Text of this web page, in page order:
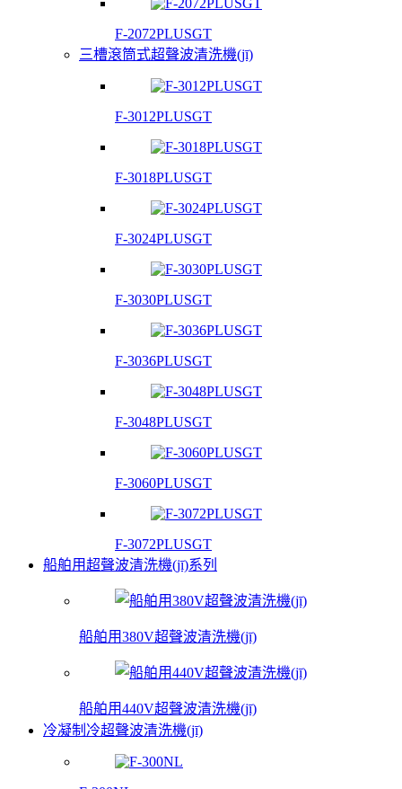
F-2072PLUSGT
三槽滾筒式超聲波清洗機(jī)
F-3012PLUSGT
F-3018PLUSGT
F-3024PLUSGT
F-3030PLUSGT
F-3036PLUSGT
F-3048PLUSGT
F-3060PLUSGT
F-3072PLUSGT
船舶用超聲波清洗機(jī)系列
船舶用380V超聲波清洗機(jī)
船舶用440V超聲波清洗機(jī)
冷凝制冷超聲波清洗機(jī)